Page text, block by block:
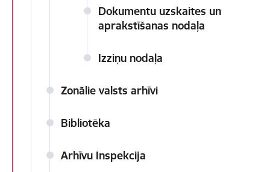
Dokumentu uzskaites un
aprakstīšanas nodaļa
Izziņu nodaļa
Zonālie valsts arhīvi
Bibliotēka
Arhīvu Inspekcija